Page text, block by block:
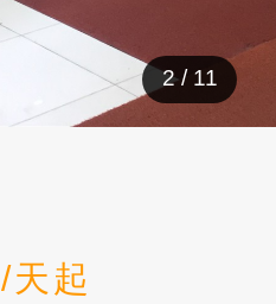
2/ 11
/天起